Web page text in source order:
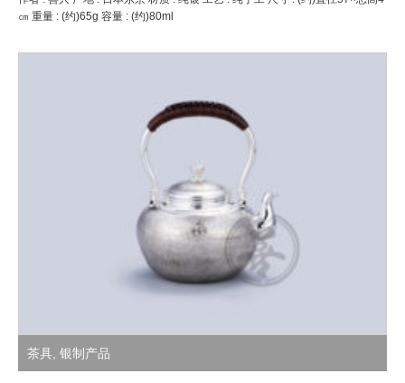
㎝ 重量 : (约)65g 容量 : (约)80ml
茶具 银制产品